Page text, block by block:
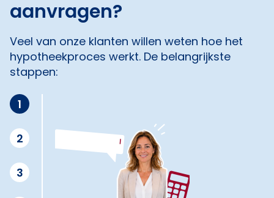
aanvragen?
Veel van onze klanten willen weten hoe het
hypotheekproces werkt. De belangrijkste
stappen:
1
2
3